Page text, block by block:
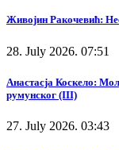
Живојин Ракочевић:
28. July 2026. 07:51
Анастасја Коскело:
румунског (III)
27. July 2026. 03:43